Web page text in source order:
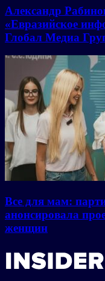
Александр
«Евразийское
Глобал Медиа
Все для мам:
анонсировала
женщин